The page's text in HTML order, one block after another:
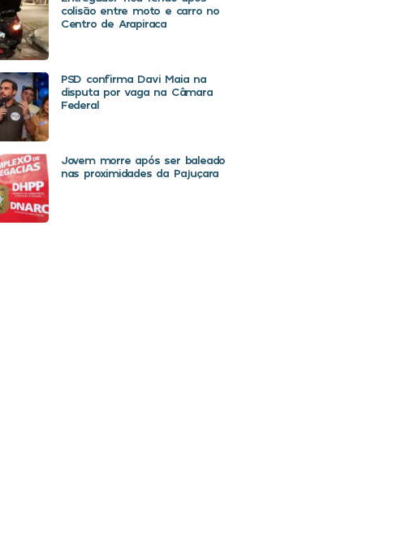
colisão entre moto e carro no
Centro de Arapiraca
PSD confirma Davi Maia na
disputa por vaga na Câmara
Federal
Jovem morre após ser baleado
nas proximidades da Pajuçara